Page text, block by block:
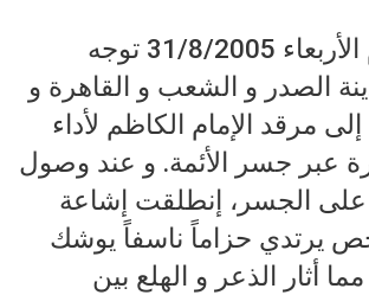
في صباح يوم الأربعاء 31/8/2005 توجه
الصدر و الشعب و القاهرة و
إلى مرقد الإمام الكاظم لأداء
عبر جسر الأئمة. و عند وصول
على الجسر، إنطلقت إشاعة
يرتدي حزاماً ناسفاً يوشك
أثار الذعر و الهلع بين